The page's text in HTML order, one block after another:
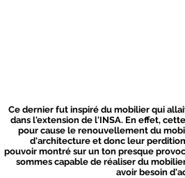
Ce dernier fut inspiré du mobilier qui
dans l'extension de l'INSA. En effet,
pour cause le renouvellement du
d'architecture et donc leur
pouvoir montré sur un ton presque
sommes capable de réaliser du
avoir besoin